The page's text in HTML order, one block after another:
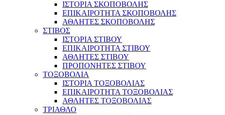
ΙΣΤΟΡΙΑ ΣΚΟΠΟΒΟΛΗΣ
ΕΠΙΚΑΙΡΟΤΗΤΑ ΣΚΟΠΟΒΟΛΗΣ
ΑΘΛΗΤΕΣ ΣΚΟΠΟΒΟΛΗΣ
ΣΤΙΒΟΣ
ΙΣΤΟΡΙΑ ΣΤΙΒΟΥ
ΕΠΙΚΑΙΡΟΤΗΤΑ ΣΤΙΒΟΥ
ΑΘΛΗΤΕΣ ΣΤΙΒΟΥ
ΠΡΟΠΟΝΗΤΕΣ ΣΤΙΒΟΥ
ΤΟΞΟΒΟΛΙΑ
ΙΣΤΟΡΙΑ ΤΟΞΟΒΟΛΙΑΣ
ΕΠΙΚΑΙΡΟΤΗΤΑ ΤΟΞΟΒΟΛΙΑΣ
ΑΘΛΗΤΕΣ ΤΟΞΟΒΟΛΙΑΣ
ΤΡΙΑΘΛΟ